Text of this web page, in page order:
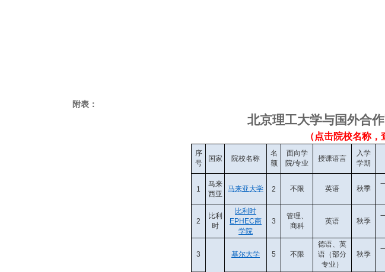
附表 ：
北京理工大学与国外合
（点击院校名称，
序
号
国家 院校名称
名
额
面向学
院/专业
授课语言
入学
学期
1
马来
西亚
马来亚大学 2 不限 英语 秋季
2
比利
时
比利时
EPHEC商
学院
3
管理、
商科
英语 秋季
3 基尔大学 5 不限
德语、英
语（部分
专业）
秋季